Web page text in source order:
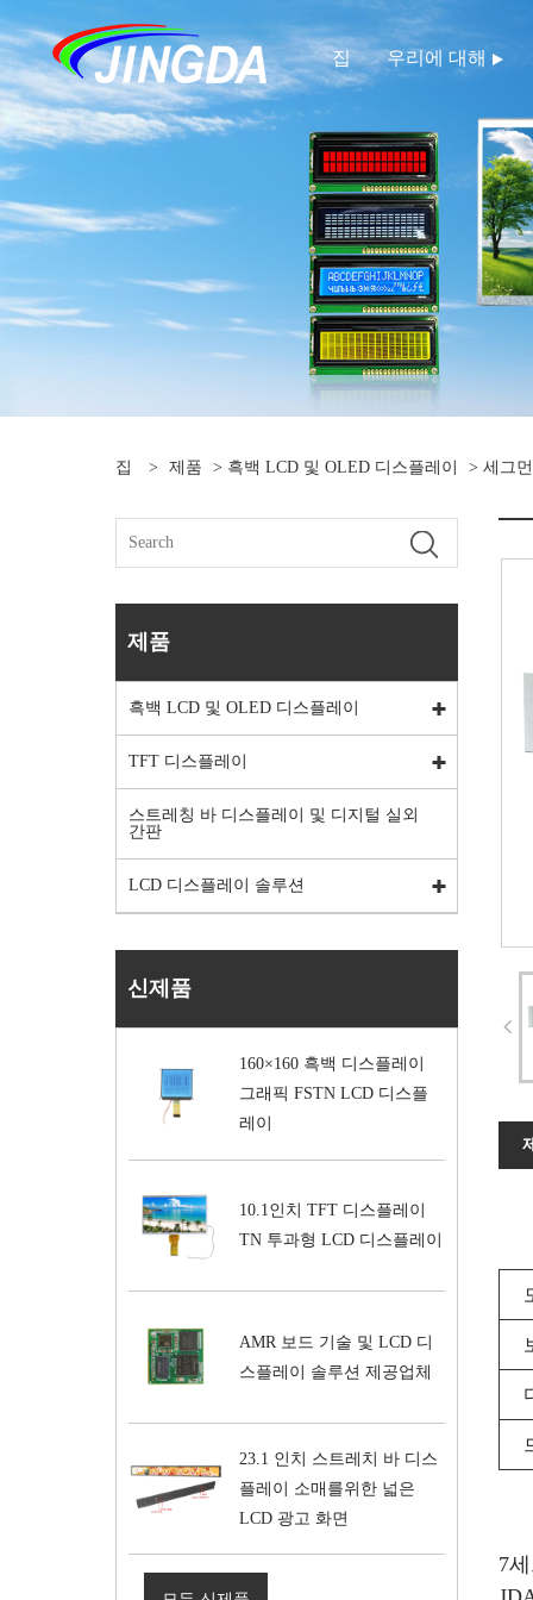
집 우리에 대해
집 > 제품 > 흑백 LCD 및 OLED 디스플레이 > 세그
제품
흑백 LCD 및 OLED 디스플레이
TFT 디스플레이
스트레칭 바 디스플레이 및 디지털 실외
간판
LCD 디스플레이 솔루션
신제품
160×160 흑백 디스플레이
그래픽 FSTN LCD 디스플
레이
10.1인치 TFT 디스플레이
TN 투과형 LCD 디스플레이
AMR 보드 기술 및 LCD 디
스플레이 솔루션 제공업체
23.1 인치 스트레치 바 디스
플레이 소매를위한 넓은
LCD 광고 화면
7